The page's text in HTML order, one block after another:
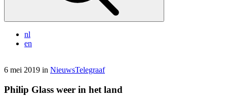
nl
en
6 mei 2019 in NieuwsTelegraaf
Philip Glass weer in het land